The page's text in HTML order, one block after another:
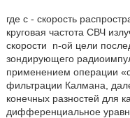
где с - скорость
круговая частота СВЧ
скорости
n-ой цели
зондирующего
применением операции
фильтрации Калмана,
конечных разностей для
дифференциальное